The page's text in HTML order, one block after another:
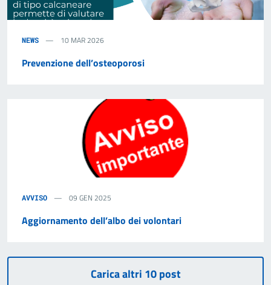
NEWS 10 MAR 2026
Prevenzione dell’osteoporosi
AVVISO 09 GEN 2025
Aggiornamento dell’albo dei volontari